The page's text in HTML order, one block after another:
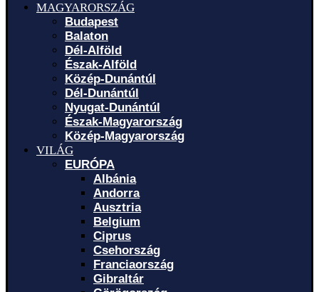
MAGYARORSZÁG
Budapest
Balaton
Dél-Alföld
Észak-Alföld
Közép-Dunántúl
Dél-Dunántúl
Nyugat-Dunántúl
Észak-Magyarország
Közép-Magyarország
VILÁG
EURÓPA
Albánia
Andorra
Ausztria
Belgium
Ciprus
Csehország
Franciaország
Gibraltár